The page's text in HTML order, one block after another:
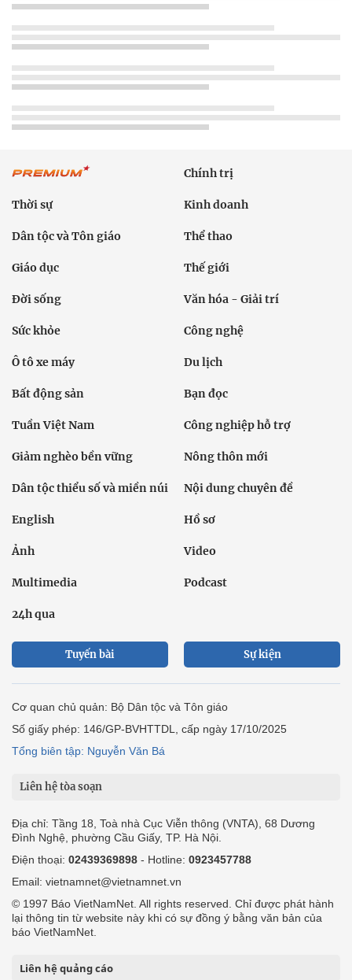
Chính trị
Thời sự Kinh doanh
Dân tộc và Tôn giáo Thể thao
Giáo dục Thế giới
Đời sống Văn hóa - Giải trí
Sức khỏe Công nghệ
Ô tô xe máy Du lịch
Bất động sản Bạn đọc
Tuần Việt Nam Công nghiệp hỗ trợ
Giảm nghèo bền vững Nông thôn mới
Dân tộc thiểu số và miền núi Nội dung chuyên đề
English Hồ sơ
Ảnh Video
Multimedia Podcast
24h qua
Tuyến bài Sự kiện
Cơ quan chủ quản: Bộ Dân tộc và Tôn giáo
Số giấy phép: 146/GP-BVHTTDL, cấp ngày 17/10/2025
Tổng biên tập: Nguyễn Văn Bá
Liên hệ tòa soạn
Địa chỉ: Tầng 18, Toà nhà Cục Viễn thông (VNTA), 68 Dương
Đình Nghệ, phường Cầu Giấy, TP. Hà Nội.
Điện thoại: 02439369898 - Hotline: 0923457788
Email: vietnamnet@vietnamnet.vn
© 1997 Báo VietNamNet. All rights reserved. Chỉ được phát hành
lại thông tin từ website này khi có sự đồng ý bằng văn bản của
báo VietNamNet.
Liên hệ quảng cáo